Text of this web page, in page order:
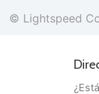
© Lightspeed